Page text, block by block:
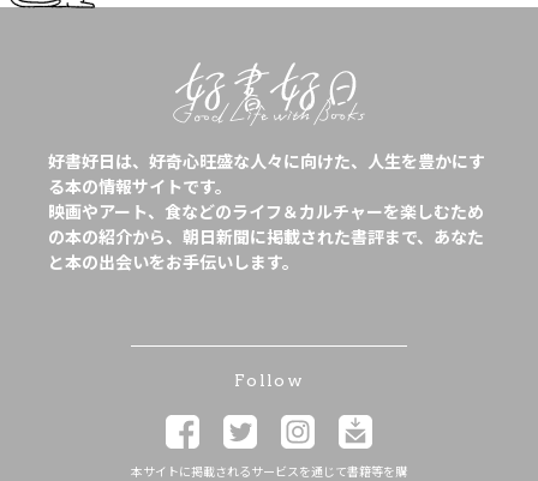
好書好日は、好奇心旺盛な人々に向けた、人生を豊かにす
る本の情報サイトです。
映画やアート、食などのライフ＆カルチャーを楽しむため
の本の紹介から、朝日新聞に掲載された書評まで、あなた
と本の出会いをお手伝いします。
Follow
本サイトに掲載されるサービスを通じて書籍等を購